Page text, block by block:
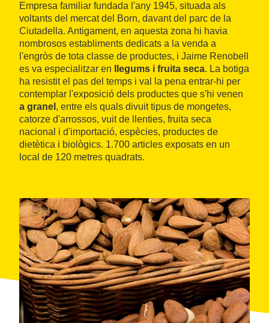
Empresa familiar fundada l'any 1945, situada als
voltants del mercat del Born, davant del parc de la
Ciutadella. Antigament, en aquesta zona hi havia
nombrosos establiments dedicats a la venda a
l'engròs de tota classe de productes, i Jaime Renobell
es va especialitzar en
llegums i fruita seca. La botiga
ha resistit el pas del temps i val la pena entrar-hi per
contemplar l'exposició dels productes que s'hi venen
a granel , entre els quals divuit tipus de mongetes,
catorze d'arrossos, vuit de llenties, fruita seca
nacional i d'importació, espècies, productes de
dietètica i biològics. 1.700 articles exposats en un
local de 120 metres quadrats.